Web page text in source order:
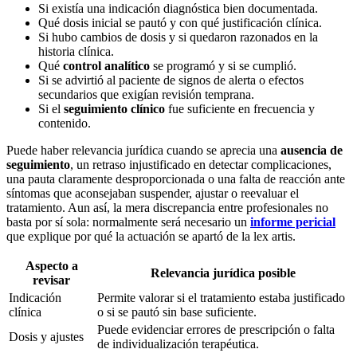
Si existía una indicación diagnóstica bien documentada.
Qué dosis inicial se pautó y con qué justificación clínica.
Si hubo cambios de dosis y si quedaron razonados en la
historia clínica.
Qué control analítico se programó y si se cumplió.
Si se advirtió al paciente de signos de alerta o efectos
secundarios que exigían revisión temprana.
Si el seguimiento clínico fue suficiente en frecuencia y
contenido.
Puede haber relevancia jurídica cuando se aprecia una ausencia de
seguimiento, un retraso injustificado en detectar complicaciones,
una pauta claramente desproporcionada o una falta de reacción ante
síntomas que aconsejaban suspender, ajustar o reevaluar el
tratamiento. Aun así, la mera discrepancia entre profesionales no
basta por sí sola: normalmente será necesario un informe pericial
que explique por qué la actuación se apartó de la lex artis.
Aspecto a
revisar
Relevancia jurídica posible
Indicación
clínica
Permite valorar si el tratamiento estaba justificado
o si se pautó sin base suficiente.
Dosis y ajustes
Puede evidenciar errores de prescripción o falta
de individualización terapéutica.